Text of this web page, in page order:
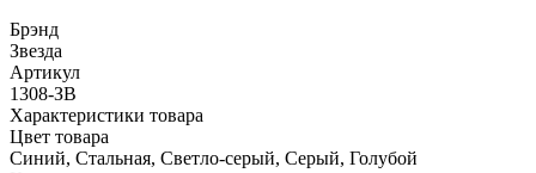
Брэнд
Звезда
Артикул
1308-ЗВ
Характеристики товара
Цвет товара
Синий, Стальная, Светло-серый, Серый, Голубой